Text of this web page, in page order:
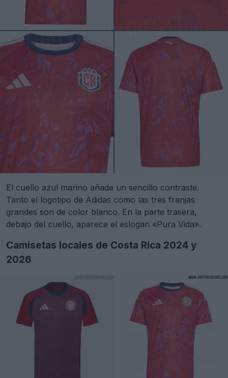
El cuello azul marino añade un sencillo contraste.
Tanto el logotipo de Adidas como las tres franjas
grandes son de color blanco. En la parte trasera,
debajo del cuello, aparece el eslogan «Pura Vida».
Camisetas locales de Costa Rica 2024 y
2026